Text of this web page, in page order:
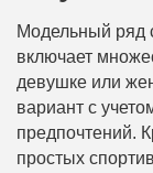
Модельный ряд
включает
девушке или
вариант с
предпочтений.
простых